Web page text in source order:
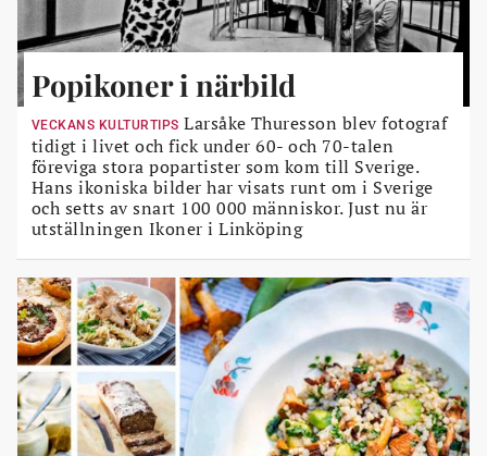
Popikoner i närbild
VECKANS KULTURTIPS Larsåke Thuresson blev fotograf
tidigt i livet och fick under 60- och 70-talen
föreviga stora popartister som kom till Sverige.
Hans ikoniska bilder har visats runt om i Sverige
och setts av snart 100 000 människor. Just nu är
utställningen Ikoner i Linköping